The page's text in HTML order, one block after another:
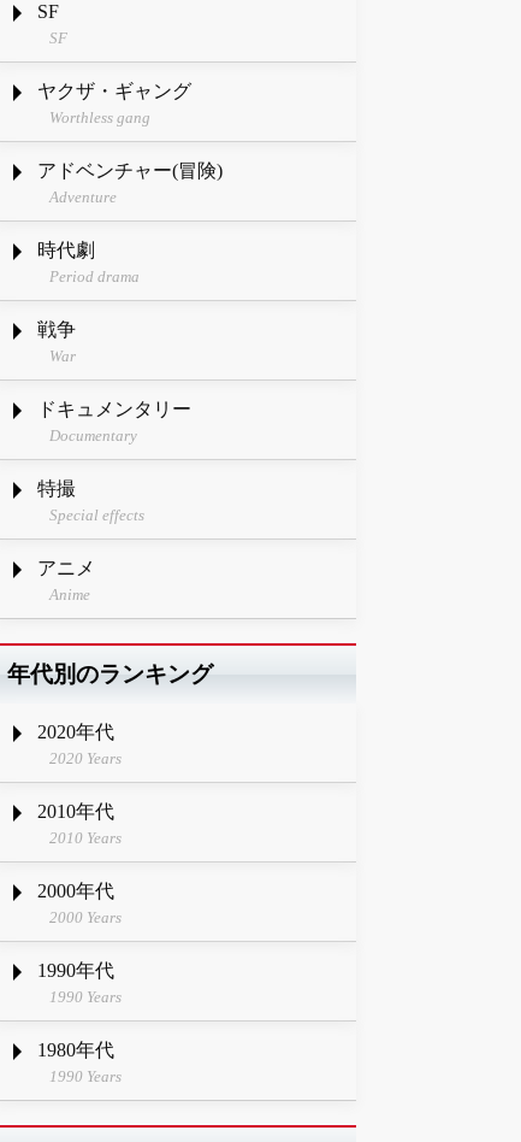
SF
SF
ヤクザ・ギャング
Worthless gang
アドベンチャー(冒険)
Adventure
時代劇
Period drama
戦争
War
ドキュメンタリー
Documentary
特撮
Special effects
アニメ
Anime
年代別のランキング
2020年代
2020 Years
2010年代
2010 Years
2000年代
2000 Years
1990年代
1990 Years
1980年代
1990 Years